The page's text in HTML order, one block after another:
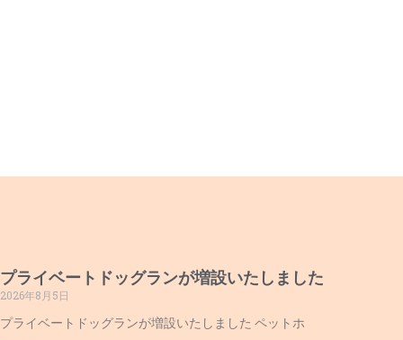
プライベートドッグランが増設いたしました
2026年8月5日
プライベートドッグランが増設いたしました ペットホ